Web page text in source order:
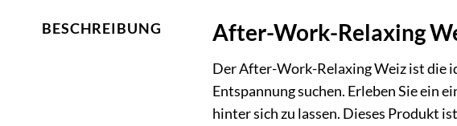
BESCHREIBUNG After-Work-Relaxing
Der After-Work-Relaxing Weiz ist die
Entspannung suchen. Erleben Sie ein
hinter sich zu lassen. Dieses Produkt